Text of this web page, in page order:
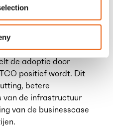
samenhangen met
de Nederlandse als
de adoptie door
positief wordt. Dit
betere
van de infrastructuur
van de businesscase